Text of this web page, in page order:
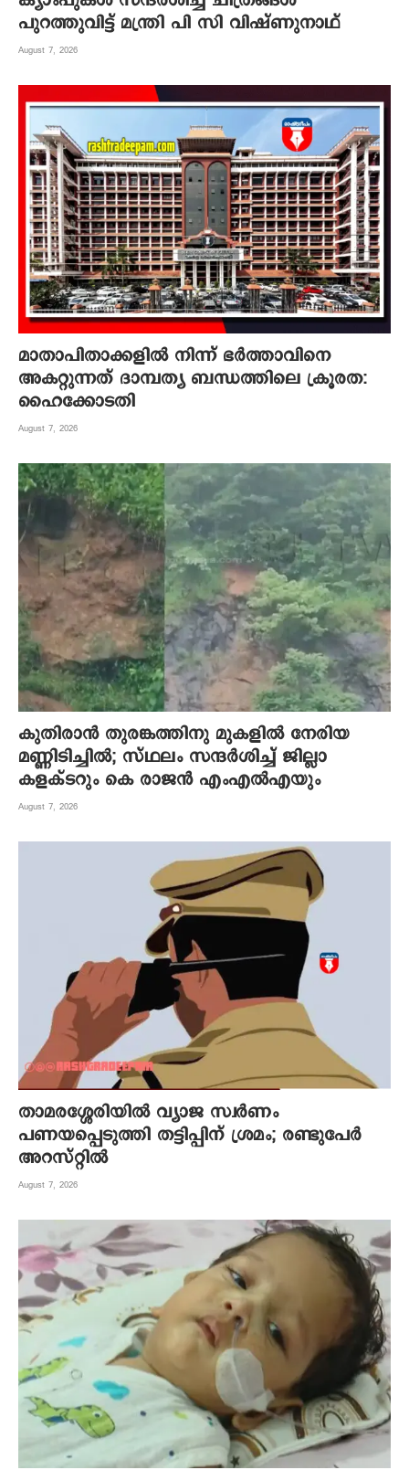
പുറത്തുവിട്ട് മന്ത്രി പി സി വിഷ്ണുനാഥ്
August 7, 2026
മാതാപിതാക്കളില്‍ നിന്ന് ഭര്‍ത്താവിനെ
അകറ്റുന്നത് ദാമ്പത്യ ബന്ധത്തിലെ ക്രൂരത:
ഹൈക്കോടതി
August 7, 2026
കുതിരാന്‍ തുരങ്കത്തിനു മുകളില്‍ നേരിയ
മണ്ണിടിച്ചില്‍; സ്ഥലം സന്ദര്‍ശിച്ച് ജില്ലാ
കളക്ടറും കെ രാജന്‍ എംഎല്‍എയും
August 7, 2026
താമരശ്ശേരിയിൽ വ്യാജ സ്വർണം
പണയപ്പെടുത്തി തട്ടിപ്പിന് ശ്രമം; രണ്ടുപേർ
അറസ്റ്റിൽ
August 7, 2026